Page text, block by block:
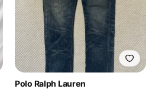
Polo Ralph Lauren